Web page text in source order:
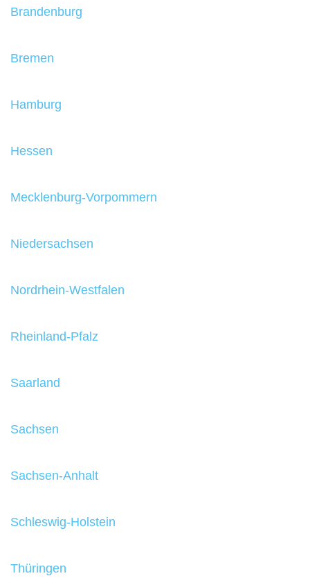
Brandenburg
Bremen
Hamburg
Hessen
Mecklenburg-Vorpommern
Niedersachsen
Nordrhein-Westfalen
Rheinland-Pfalz
Saarland
Sachsen
Sachsen-Anhalt
Schleswig-Holstein
Thüringen